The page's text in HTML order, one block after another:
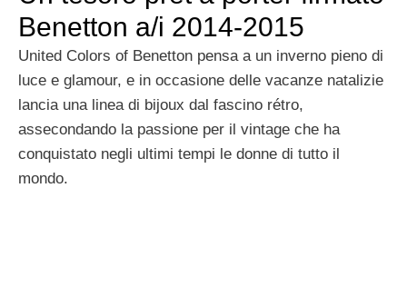
Benetton a/i 2014-2015
United Colors of Benetton pensa a un inverno pieno di
luce e glamour, e in occasione delle vacanze natalizie
lancia una linea di bijoux dal fascino rétro,
assecondando la passione per il vintage che ha
conquistato negli ultimi tempi le donne di tutto il
mondo.